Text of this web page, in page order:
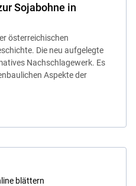
content
Sojabohne in
österreichischen
Die neu aufgelegte
Nachschlagewerk. Es
Aspekte der
blättern